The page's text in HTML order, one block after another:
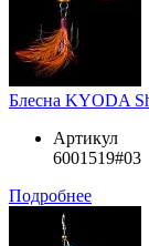
Блесна KYODA
Артикул
6001519#03
Подробнее